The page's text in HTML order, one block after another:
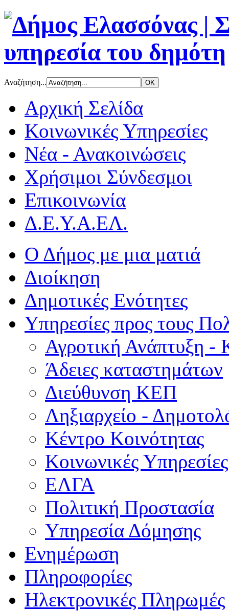
Αναζήτηση...
Αρχική Σελίδα
Κοινωνικές Υπηρεσίες
Νέα - Ανακοινώσεις
Χρήσιμοι Σύνδεσμοι
Επικοινωνία
Δ.Ε.Υ.Α.ΕΛ.
Ο Δήμος με μια ματιά
Διοίκηση
Δημοτικές Ενότητες
Υπηρεσίες προς τους
Αγροτική Ανάπτυξη -
Άδειες καταστημάτων
Διεύθυνση ΚΕΠ
Ληξιαρχείο -
Κέντρο Κοινότητας
Κοινωνικές Υπηρεσίες
ΕΛΓΑ
Πολιτική Προστασία
Υπηρεσία Δόμησης
Ενημέρωση
Πληροφορίες
Ηλεκτρονικές Πληρωμές